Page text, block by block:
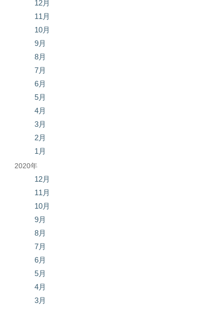
12月
11月
10月
9月
8月
7月
6月
5月
4月
3月
2月
1月
2020年
12月
11月
10月
9月
8月
7月
6月
5月
4月
3月